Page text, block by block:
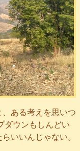
ある考えを思いつ
ダウンもしんどい
いいんじゃない。